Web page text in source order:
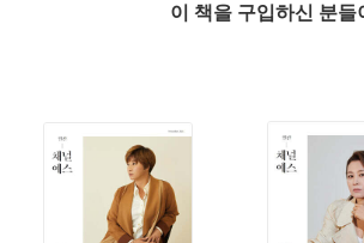
이 책을 구입하신 분